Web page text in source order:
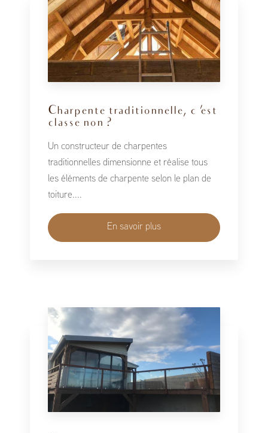
Charpente traditionnelle, c 'est
classe non ?
Un constructeur de charpentes
traditionnelles dimensionne et réalise tous
les éléments de charpente selon le plan de
toiture....
En savoir plus